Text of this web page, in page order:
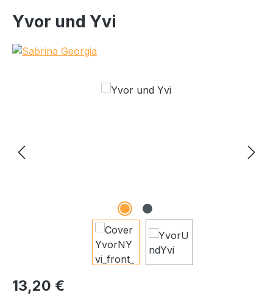
Yvor und Yvi
Bildergalerie überspringen
Regulärer Preis:
13,20 €